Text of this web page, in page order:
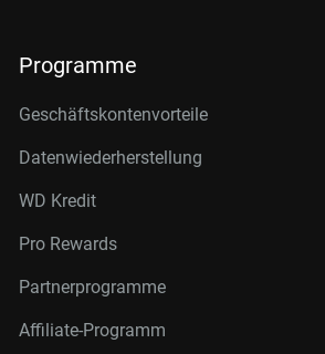
Programme
Geschäftskontenvorteile
Datenwiederherstellung
WD Kredit
Pro Rewards
Partnerprogramme
Affiliate-Programm